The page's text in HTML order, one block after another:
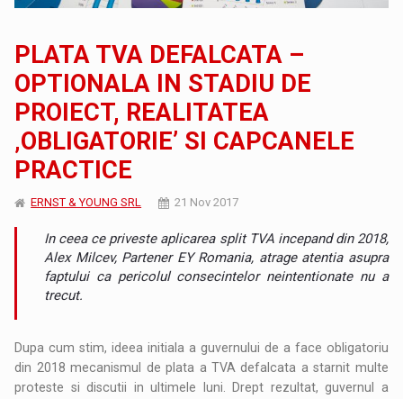
PLATA TVA DEFALCATA –
OPTIONALA IN STADIU DE
PROIECT, REALITATEA
‚OBLIGATORIE’ SI CAPCANELE
PRACTICE
ERNST & YOUNG SRL 21 Nov 2017
In ceea ce priveste aplicarea split TVA incepand din 2018,
Alex Milcev, Partener EY Romania, atrage atentia asupra
faptului ca pericolul consecintelor neintentionate nu a
trecut.
Dupa cum stim, ideea initiala a guvernului de a face obligatoriu
din 2018 mecanismul de plata a TVA defalcata a starnit multe
proteste si discutii in ultimele luni. Drept rezultat, guvernul a